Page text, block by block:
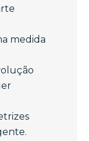
medida